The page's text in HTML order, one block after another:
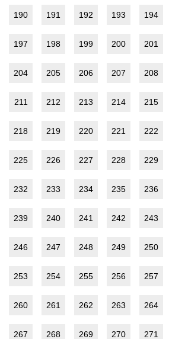
190 191 192 193 194
197 198 199 200 201
204 205 206 207 208
211 212 213 214 215
218 219 220 221 222
225 226 227 228 229
232 233 234 235 236
239 240 241 242 243
246 247 248 249 250
253 254 255 256 257
260 261 262 263 264
267 268 269 270 271